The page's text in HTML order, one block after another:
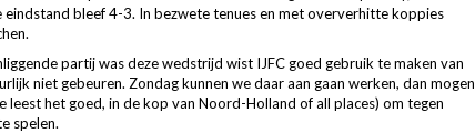
eindstand bleef 4-3. In bezwete tenues en met oververhitte koppies
partij was deze wedstrijd wist IJFC goed gebruik te maken van
niet gebeuren. Zondag kunnen we daar aan gaan werken, dan mogen
leest het goed, in de kop van Noord-Holland of all places) om tegen
spelen.